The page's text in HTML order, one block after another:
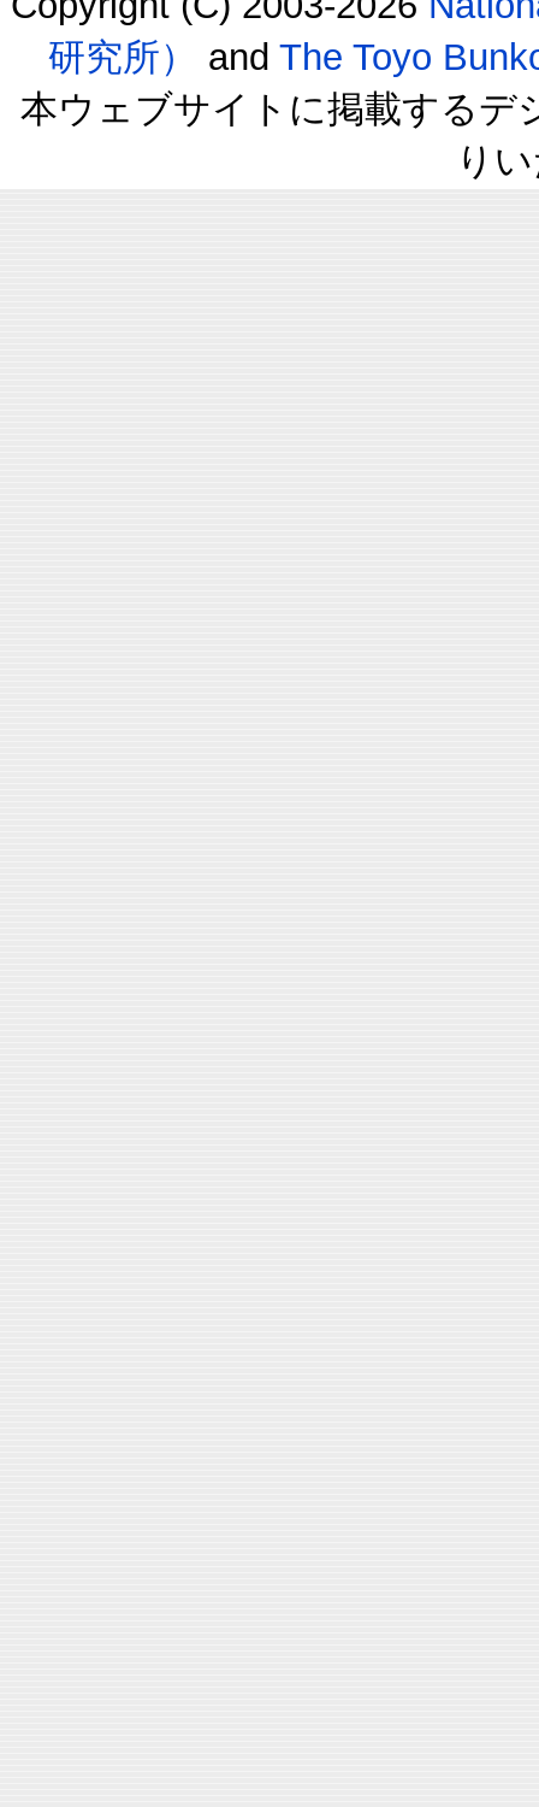
研究所）
and The Toyo
本ウェブサイトに掲載するデ
り